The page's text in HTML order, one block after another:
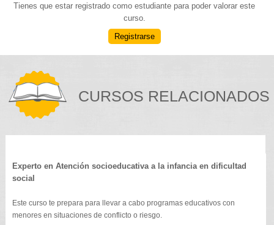
Tienes que estar registrado como estudiante para poder valorar este
curso.
Registrarse
CURSOS RELACIONADOS
Experto en Atención socioeducativa a la infancia en dificultad
social
Este curso te prepara para llevar a cabo programas educativos con
menores en situaciones de conflicto o riesgo.